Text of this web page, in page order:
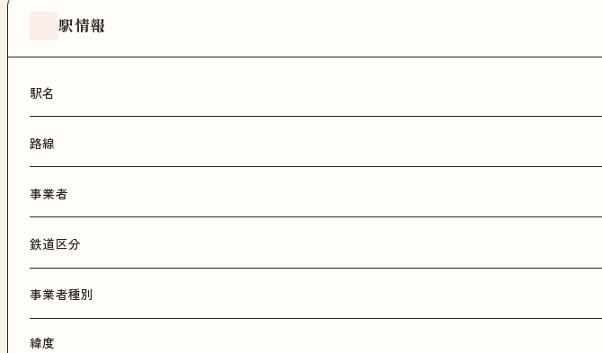
駅情報
駅名
路線
事業者
鉄道区分
事業者種別
緯度